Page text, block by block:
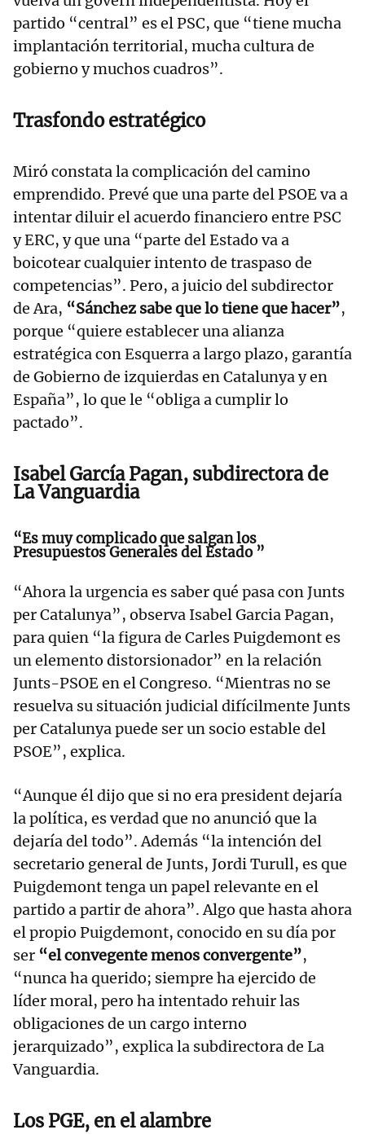
partido “central” es el PSC, que “tiene mucha
implantación territorial, mucha cultura de
gobierno y muchos cuadros”.
Trasfondo estratégico
Miró constata la complicación del camino
emprendido. Prevé que una parte del PSOE va a
intentar diluir el acuerdo financiero entre PSC
y ERC, y que una “parte del Estado va a
boicotear cualquier intento de traspaso de
competencias”. Pero, a juicio del subdirector
de Ara, “Sánchez sabe que lo tiene que hacer”,
porque “quiere establecer una alianza
estratégica con Esquerra a largo plazo, garantía
de Gobierno de izquierdas en Catalunya y en
España”, lo que le “obliga a cumplir lo
pactado”.
Isabel García Pagan, subdirectora de
La Vanguardia
“Es muy complicado que salgan los
Presupuestos Generales del Estado ”
“Ahora la urgencia es saber qué pasa con Junts
per Catalunya”, observa Isabel Garcia Pagan,
para quien “la figura de Carles Puigdemont es
un elemento distorsionador” en la relación
Junts-PSOE en el Congreso. “Mientras no se
resuelva su situación judicial difícilmente Junts
per Catalunya puede ser un socio estable del
PSOE”, explica.
“Aunque él dijo que si no era president dejaría
la política, es verdad que no anunció que la
dejaría del todo”. Además “la intención del
secretario general de Junts, Jordi Turull, es que
Puigdemont tenga un papel relevante en el
partido a partir de ahora”. Algo que hasta ahora
el propio Puigdemont, conocido en su día por
ser “el convegente menos convergente”,
“nunca ha querido; siempre ha ejercido de
líder moral, pero ha intentado rehuir las
obligaciones de un cargo interno
jerarquizado”, explica la subdirectora de La
Vanguardia.
Los PGE, en el alambre